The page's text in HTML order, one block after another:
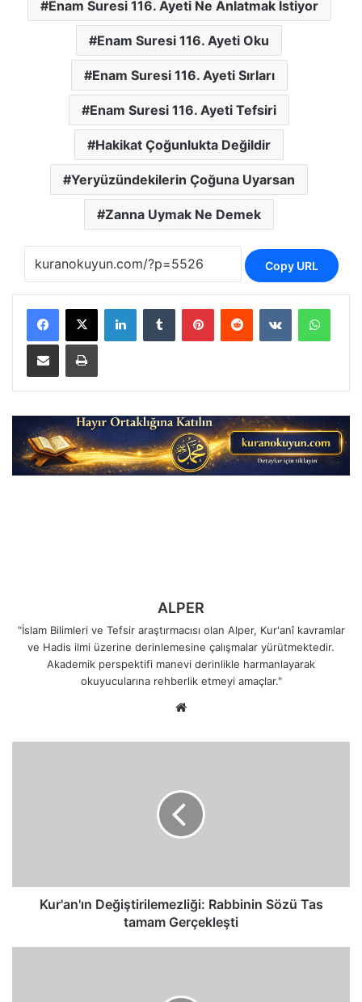
Enam Suresi 116. Ayeti Ne Anlatmak İstiyor
Enam Suresi 116. Ayeti Oku
Enam Suresi 116. Ayeti Sırları
Enam Suresi 116. Ayeti Tefsiri
Hakikat Çoğunlukta Değildir
Yeryüzündekilerin Çoğuna Uyarsan
Zanna Uymak Ne Demek
Copy URL
LinkedInTumblr PinterestReddit VKontakte
E-Posta ile paylaş Yazdır
ALPER
"İslam Bilimleri ve Tefsir araştırmacısı olan Alper, Kur'anî kavramlar
ve Hadis ilmi üzerine derinlemesine çalışmalar yürütmektedir.
Akademik perspektifi manevi derinlikle harmanlayarak
okuyucularına rehberlik etmeyi amaçlar."
Kur'an'ın Değiştirilemezliği: Rabbinin Sözü Tas
tamam Gerçekleşti